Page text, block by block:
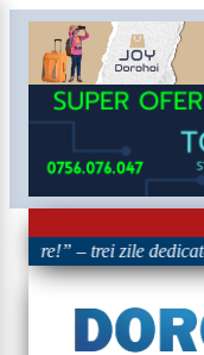
– trei zile